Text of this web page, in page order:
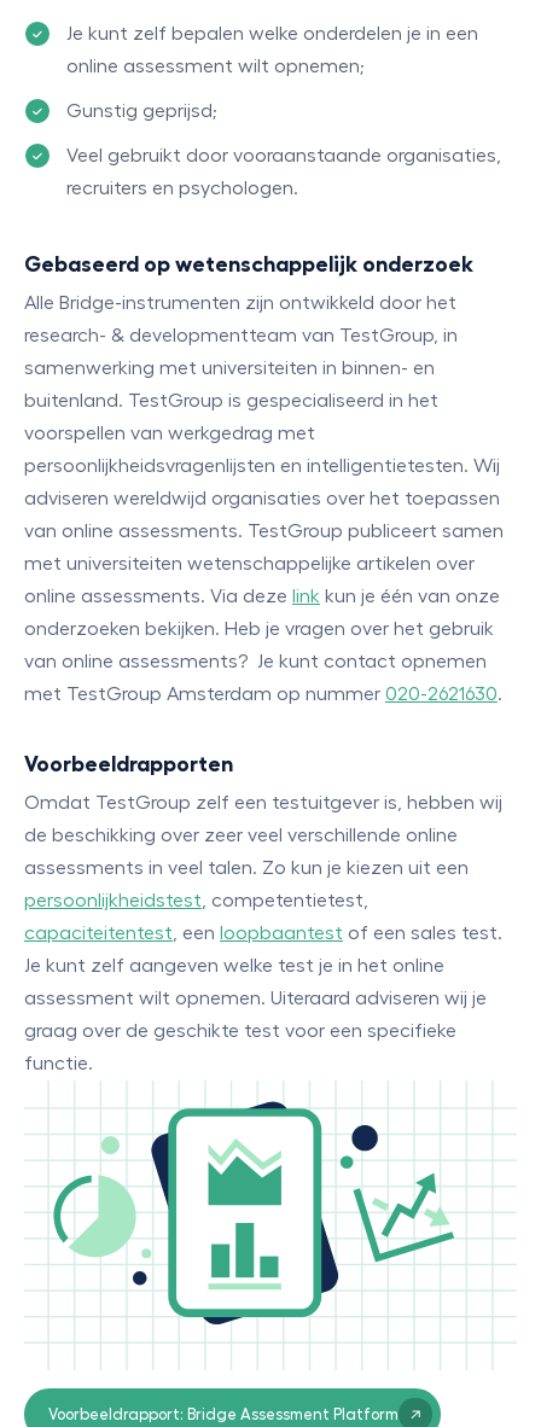
Je kunt zelf bepalen welke onderdelen je in een
online assessment wilt opnemen;
Gunstig geprijsd;
Veel gebruikt door vooraanstaande organisaties,
recruiters en psychologen.
Gebaseerd op wetenschappelijk onderzoek
Alle Bridge-instrumenten zijn ontwikkeld door het
research- & developmentteam van TestGroup, in
samenwerking met universiteiten in binnen- en
buitenland. TestGroup is gespecialiseerd in het
voorspellen van werkgedrag met
persoonlijkheidsvragenlijsten en intelligentietesten. Wij
adviseren wereldwijd organisaties over het toepassen
van online assessments. TestGroup publiceert samen
met universiteiten wetenschappelijke artikelen over
online assessments. Via deze link kun je één van onze
onderzoeken bekijken. Heb je vragen over het gebruik
van online assessments? Je kunt contact opnemen
met TestGroup Amsterdam op nummer 020-2621630.
Voorbeeldrapporten
Omdat TestGroup zelf een testuitgever is, hebben wij
de beschikking over zeer veel verschillende online
assessments in veel talen. Zo kun je kiezen uit een
persoonlijkheidstest , competentietest,
capaciteitentest , een loopbaantest of een sales test.
Je kunt zelf aangeven welke test je in het online
assessment wilt opnemen. Uiteraard adviseren wij je
graag over de geschikte test voor een specifieke
functie.
Voorbeeldrapport: Bridge Assessment Platform